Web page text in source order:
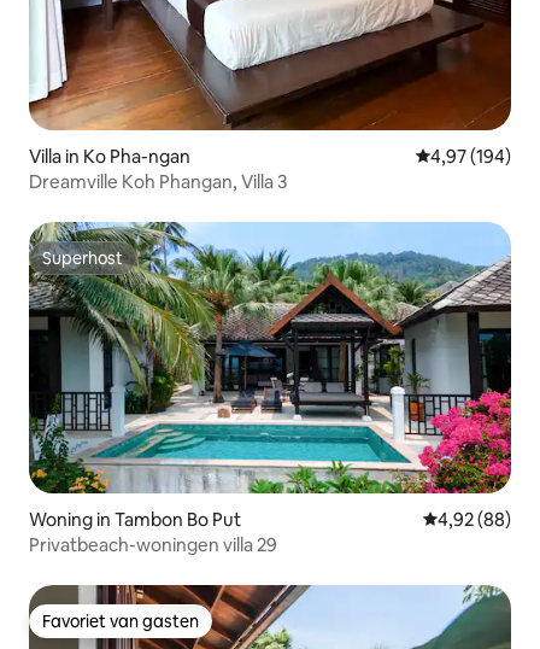
Villa in Ko Pha-ngan Gemiddelde
4,97 (194)
Dreamville Koh Phangan, Villa 3
Superhost
Superhost
Woning in Tambon Bo Put Gemiddelde
4,92 (88)
Privatbeach-woningen villa 29
Favoriet van gasten
Favoriet van gasten